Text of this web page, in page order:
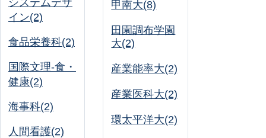
システムデザ
イン(2)
食品栄養科(2)
国際文理-食・
健康(2)
海事科(2)
人間看護(2)
甲南大(8)
田園調布学園
大(2)
産業能率大(2)
産業医科大(2)
環太平洋大(2)